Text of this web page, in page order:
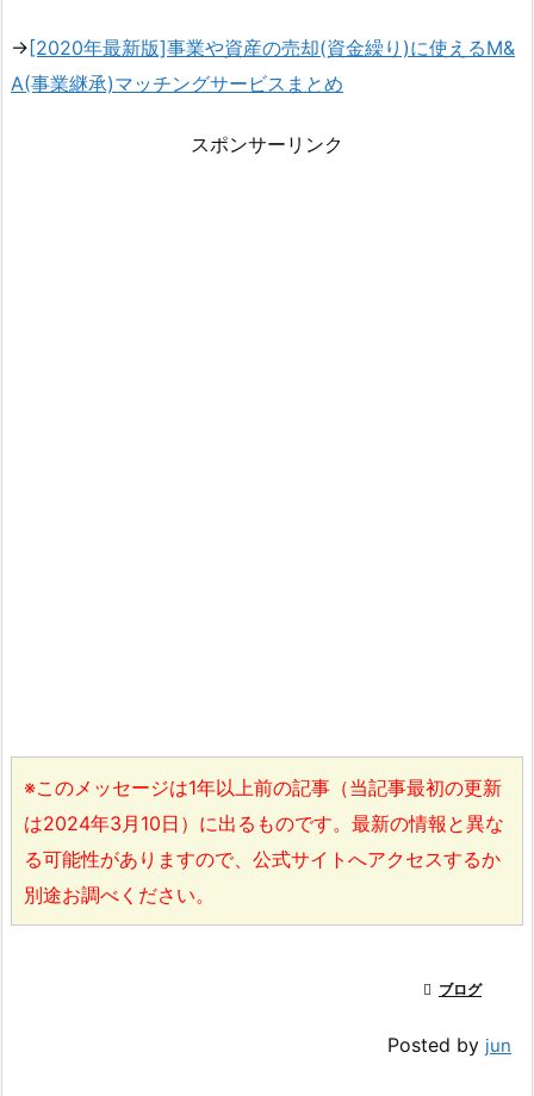
→[2020年最新版]事業や資産の売却(資金繰り)に使えるM&
A(事業継承)マッチングサービスまとめ
スポンサーリンク
※このメッセージは1年以上前の記事（当記事最初の更新
は2024年3月10日）に出るものです。最新の情報と異な
る可能性がありますので、公式サイトへアクセスするか
別途お調べください。
 ブログ
Posted by jun